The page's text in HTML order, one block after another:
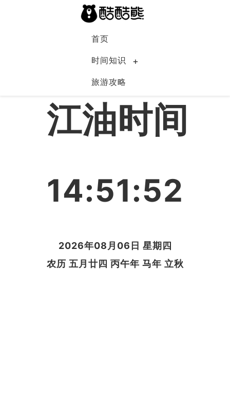
首页
时间知识
旅游攻略
中国
江油时间
14:51:53
2026年08月06日 星期四
农历 五月廿四 丙午年 马年 立秋